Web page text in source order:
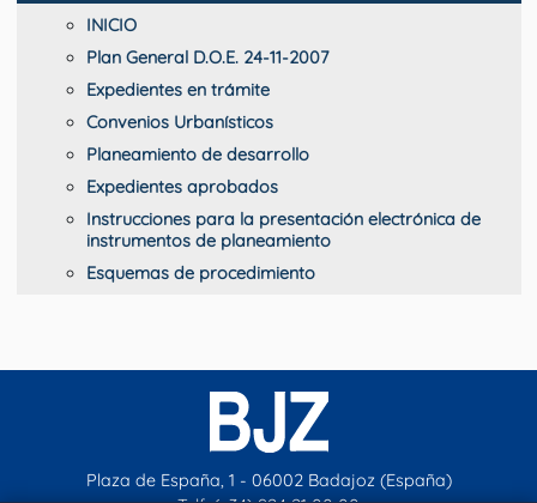
INICIO
Plan General D.O.E. 24-11-2007
Expedientes en trámite
Convenios Urbanísticos
Planeamiento de desarrollo
Expedientes aprobados
Instrucciones para la presentación electrónica de
instrumentos de planeamiento
Esquemas de procedimiento
Plaza de España, 1 - 06002 Badajoz (España)